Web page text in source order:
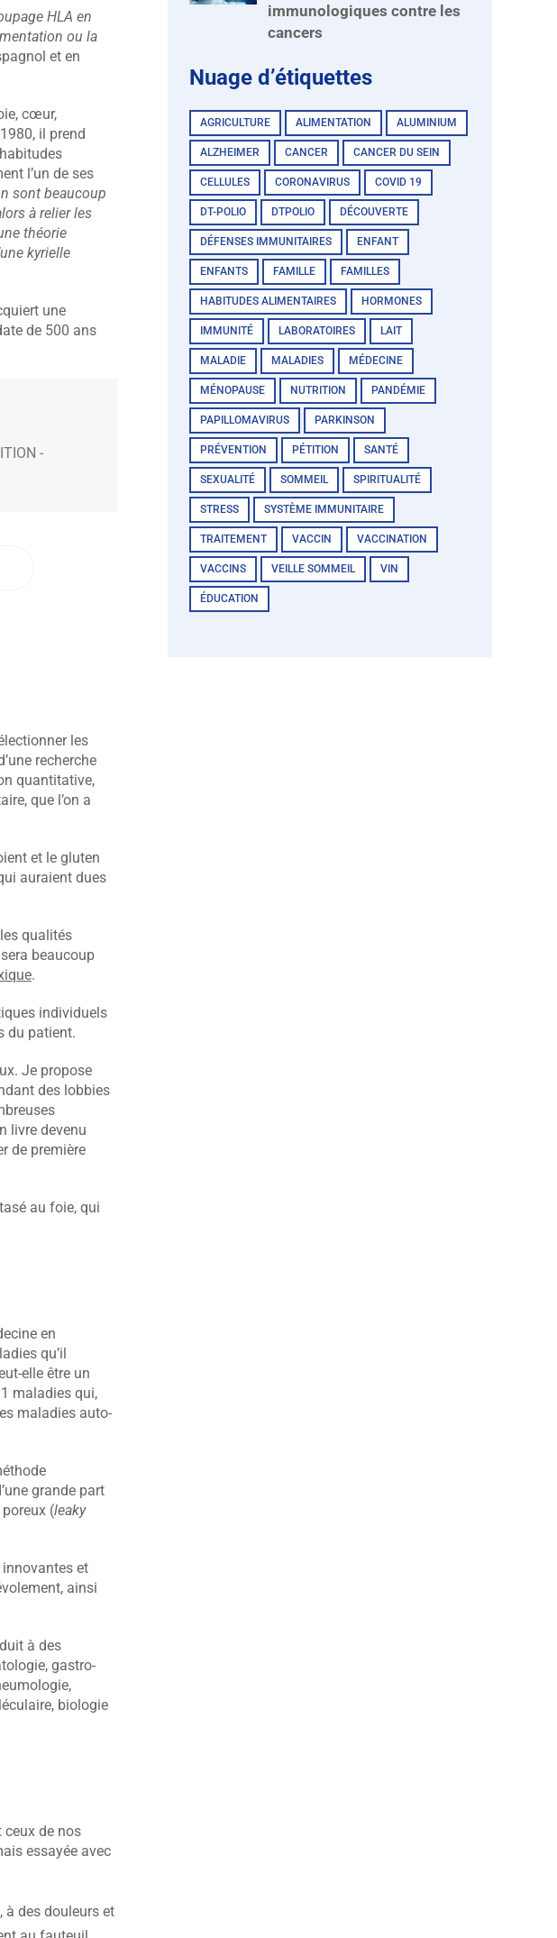
HLA en
ou la
et en
cœur,
il prend
l’un de ses
sont beaucoup
à relier les
théorie
kyrielle
une
de 500 ans
-
les
recherche
quantitative,
que l’on a
et le gluten
auraient dues
qualités
beaucoup
.
individuels
du patient.
Je propose
des lobbies
livre devenu
de première
au foie, qui
en
qu’il
elle être un
maladies qui,
maladies auto-
grande part
(leaky
et
ainsi
à des
gastro-
biologie
ceux de nos
essayée avec
à des douleurs et
immunologiques contre les
cancers
Nuage d’étiquettes
AGRICULTURE ALIMENTATION ALUMINIUM
ALZHEIMER CANCER CANCER DU SEIN
CELLULES CORONAVIRUS COVID 19
DT-POLIO DTPOLIO DÉCOUVERTE
DÉFENSES IMMUNITAIRES ENFANT
ENFANTS FAMILLE FAMILLES
HABITUDES ALIMENTAIRES HORMONES
IMMUNITÉ LABORATOIRES LAIT
MALADIE MALADIES MÉDECINE
MÉNOPAUSE NUTRITION PANDÉMIE
PAPILLOMAVIRUS PARKINSON
PRÉVENTION PÉTITION SANTÉ
SEXUALITÉ SOMMEIL SPIRITUALITÉ
STRESS SYSTÈME IMMUNITAIRE
TRAITEMENT VACCIN VACCINATION
VACCINS VEILLE SOMMEIL VIN
ÉDUCATION